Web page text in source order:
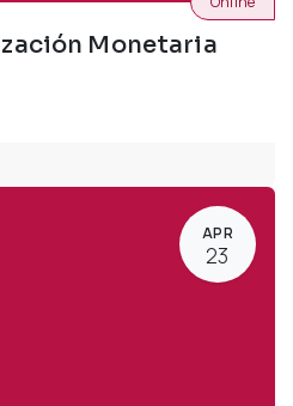
Monetaria
APR
23